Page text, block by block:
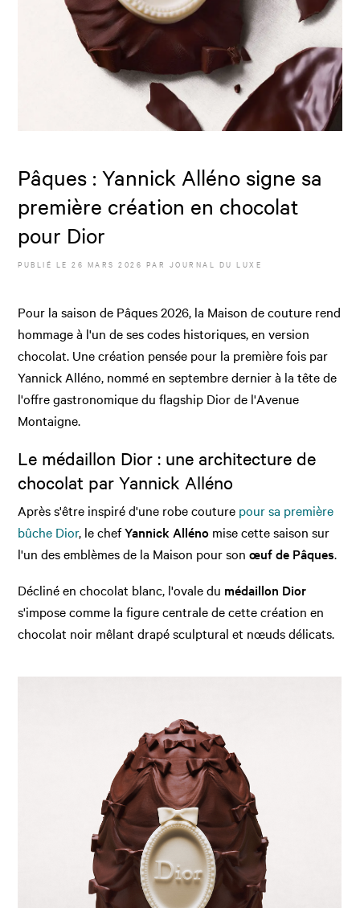
Pâques : Yannick Alléno signe sa
première création en chocolat
pour Dior
PUBLIÉ LE26 MARS 2026 PAR JOURNAL DU LUXE
Pour la saison de Pâques 2026, la Maison de couture rend
hommage à l'un de ses codes historiques, en version
chocolat. Une création pensée pour la première fois par
Yannick Alléno, nommé en septembre dernier à la tête de
l'offre gastronomique du flagship Dior de l'Avenue
Montaigne.
Le médaillon Dior : une architecture de
chocolat par Yannick Alléno
Après s'être inspiré d'une robe couture pour sa première
bûche Dior, le chefYannick Alléno mise cette saison sur
l'un des emblèmes de la Maison pour sonœuf de Pâques.
Décliné en chocolat blanc, l'ovale du médaillon Dior
s'impose comme la figure centrale de cette création en
chocolat noir mêlant drapé sculptural et nœuds délicats.